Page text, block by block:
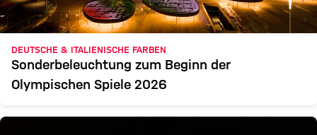
DEUTSCHE & ITALIENISCHE FARBEN
Sonderbeleuchtung zum Beginn der
Olympischen Spiele 2026